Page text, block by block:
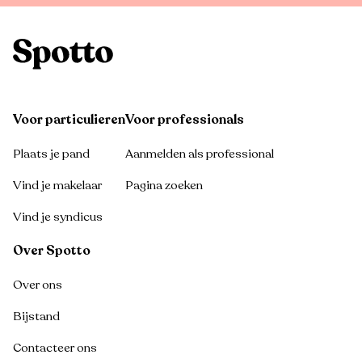
Voor particulieren
Plaats je pand
Vind je makelaar
Vind je syndicus
Voor professionals
Aanmelden als professional
Pagina zoeken
Over Spotto
Over ons
Bijstand
Contacteer ons